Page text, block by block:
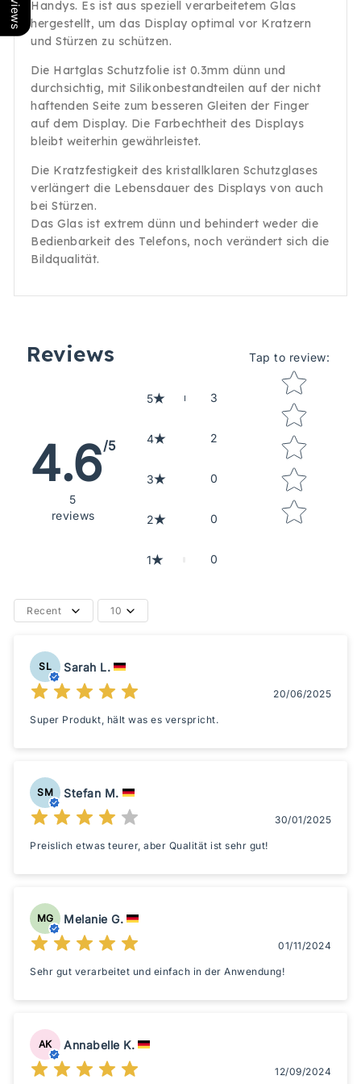
Handys. Es ist aus speziell verarbeitetem Glas
hergestellt, um das Display optimal vor Kratzern
und Stürzen zu schützen.
Die Hartglas Schutzfolie ist 0.3mm dünn und
durchsichtig, mit Silikonbestandteilen auf der nicht
haftenden Seite zum besseren Gleiten der Finger
auf dem Display. Die Farbechtheit des Displays
bleibt weiterhin gewährleistet.
Die Kratzfestigkeit des kristallklaren Schutzglases
verlängert die Lebensdauer des Displays von auch
bei Stürzen.
Das Glas ist extrem dünn und behindert weder die
Bedienbarkeit des Telefons, noch verändert sich die
Bildqualität.
Reviews
4.6/5
5
reviews
5 3
4 2
3 0
2 0
1 0
Tap to review:
Star rating
Recent 10
SL Sarah L.
20/06/2025
Super Produkt, hält was es verspricht.
SM Stefan M.
30/01/2025
Preislich etwas teurer, aber Qualität ist sehr gut!
MG Melanie G.
01/11/2024
Sehr gut verarbeitet und einfach in der Anwendung!
AK Annabelle K.
12/09/2024